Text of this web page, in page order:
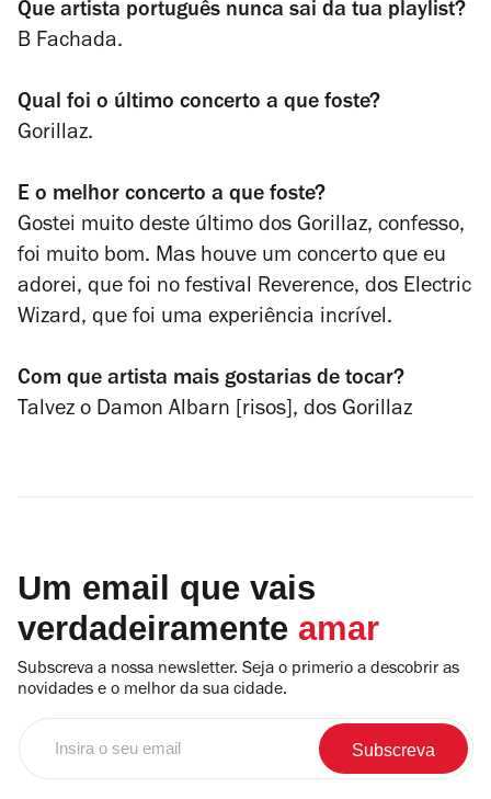
Que artista português nunca sai da tua playlist?
B Fachada.
Qual foi o último concerto a que foste?
Gorillaz.
E o melhor concerto a que foste?
Gostei muito deste último dos Gorillaz, confesso,
foi muito bom. Mas houve um concerto que eu
adorei, que foi no festival Reverence, dos Electric
Wizard, que foi uma experiência incrível.
Com que artista mais gostarias de tocar?
Talvez o Damon Albarn [risos], dos Gorillaz
Um email que vais
verdadeiramente amar
Subscreva a nossa newsletter. Seja o primerio a descobrir as
novidades e o melhor da sua cidade.